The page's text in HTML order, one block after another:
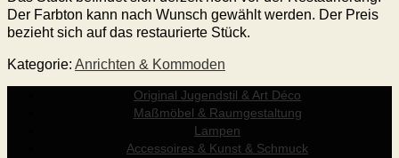
Der Farbton kann nach Wunsch gewählt werden. Der Preis
bezieht sich auf das restaurierte Stück.
Kategorie: Anrichten & Kommoden
Original Jugendstil & Art Déco
Maßmöbel & Raumgestaltung
Lampen
Accessoires & Kunst & Schmuck